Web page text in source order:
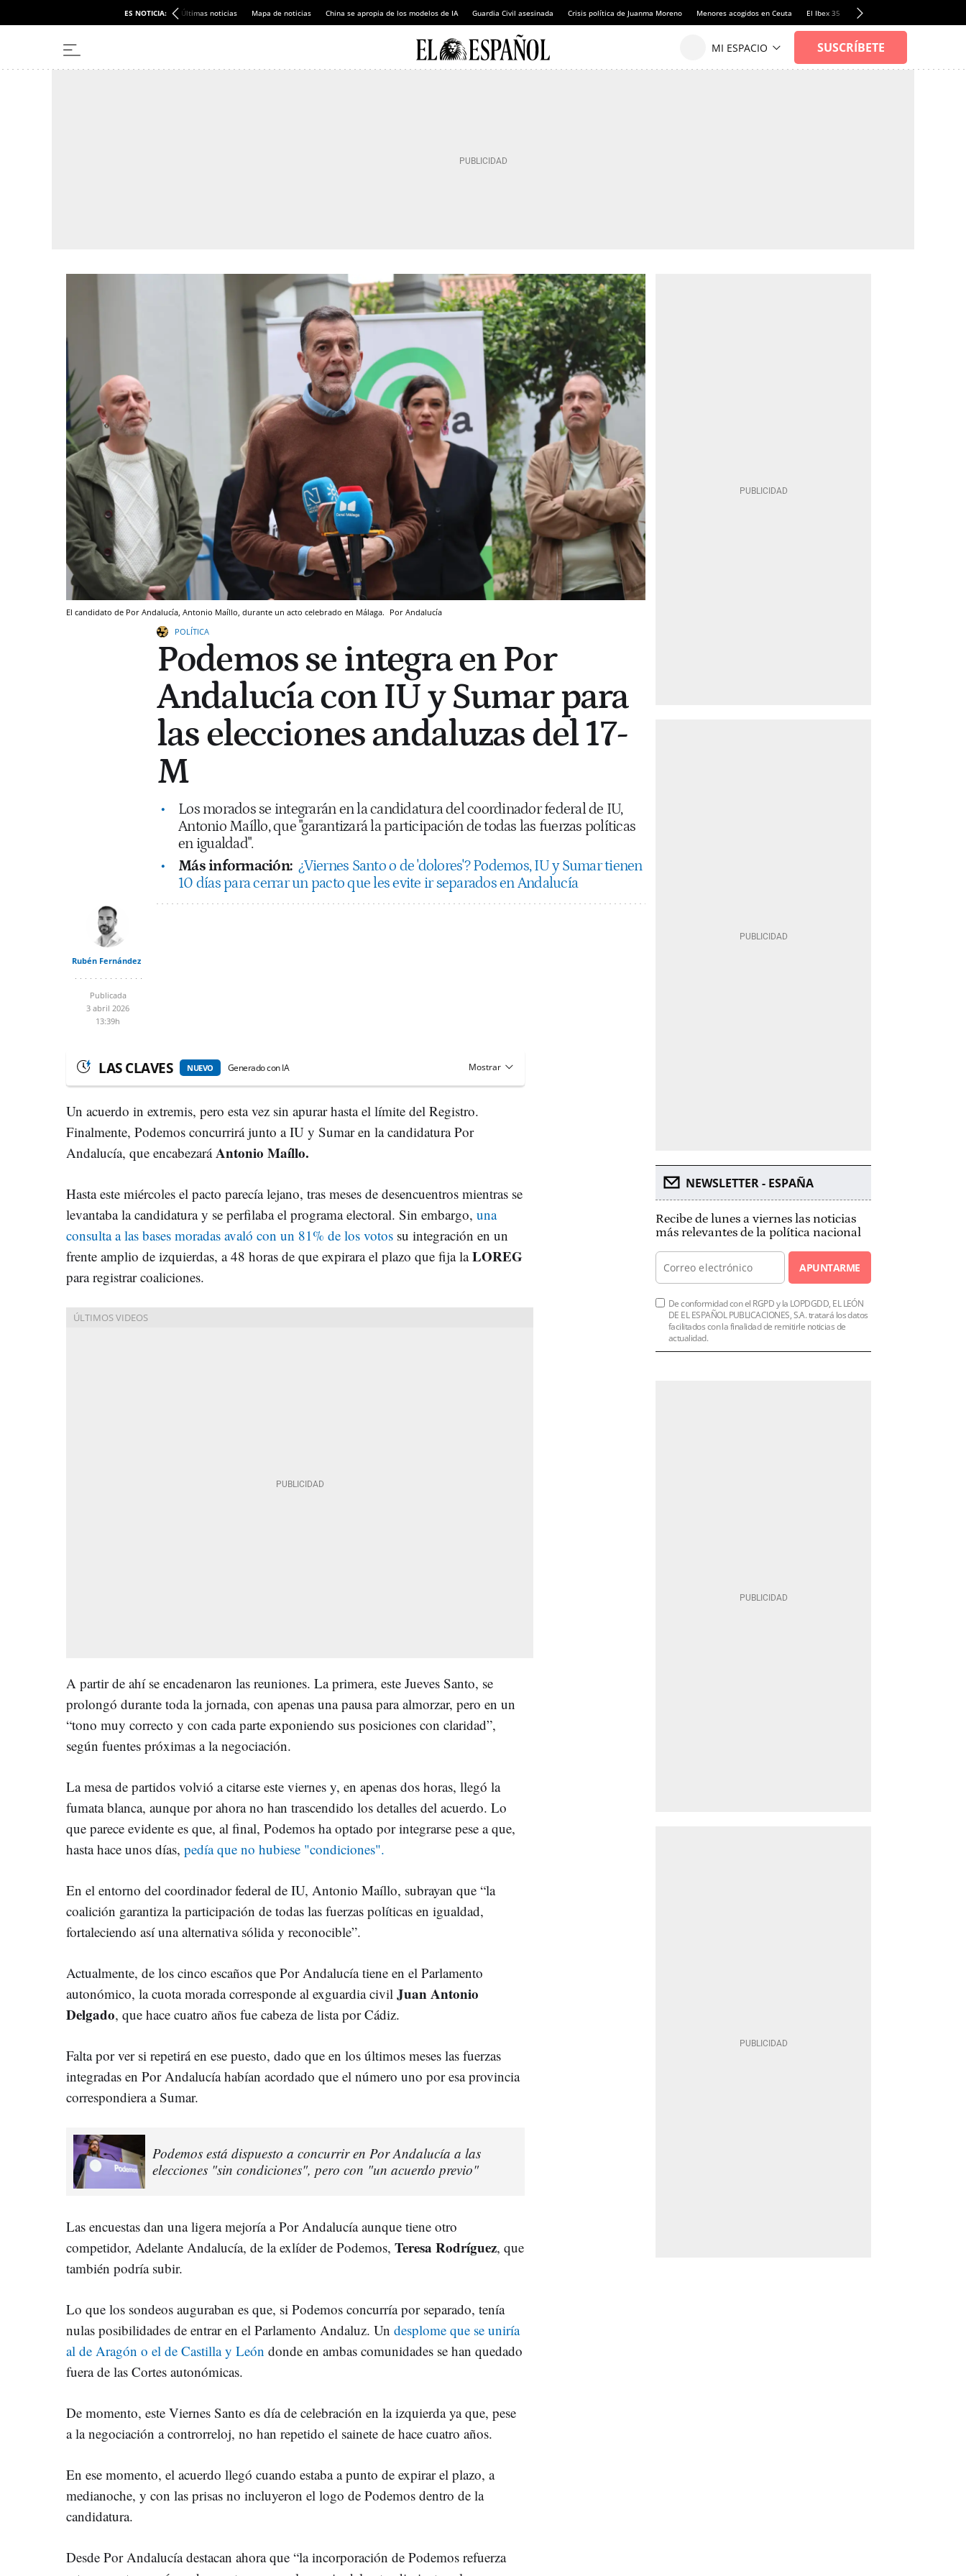
ES NOTICIA: Últimas noticias Mapa de noticias China se apropia de los modelos de IA Guardia Civil asesinada Crisis política de Juanma Moreno Menores acogidos en Ceuta El Ibex 35 Llamadas de alerta Sánchez
El candidato de Por Andalucía, Antonio Maíllo, durante un acto celebrado en Málaga. Por Andalucía
POLÍTICA
Podemos se integra en Por
Andalucía con IU y Sumar para
las elecciones andaluzas del 17-
M
Los morados se integrarán en la candidatura del coordinador federal de IU,
Antonio Maíllo, que "garantizará la participación de todas las fuerzas políticas
en igualdad".
Más información: ¿Viernes Santo o de 'dolores'? Podemos, IU y Sumar tienen
10 días para cerrar un pacto que les evite ir separados en Andalucía
Rubén Fernández
Publicada
3 abril 2026
13:39h
LAS CLAVES NUEVO Generado con IA
Un acuerdo in extremis, pero esta vez sin apurar hasta el límite del Registro.
Finalmente, Podemos concurrirá junto a IU y Sumar en la candidatura Por
Andalucía, que encabezaráAntonio Maíllo.
Hasta este miércoles el pacto parecía lejano, tras meses de desencuentros mientras se
levantaba la candidatura y se perfilaba el programa electoral. Sin embargo, una
consulta a las bases moradas avaló con un 81% de los votos su integración en un
frente amplio de izquierdas, a 48 horas de que expirara el plazo que fija laLOREG
para registrar coaliciones.
A partir de ahí se encadenaron las reuniones. La primera, este Jueves Santo, se
prolongó durante toda la jornada, con apenas una pausa para almorzar, pero en un
“tono muy correcto y con cada parte exponiendo sus posiciones con claridad”,
según fuentes próximas a la negociación.
La mesa de partidos volvió a citarse este viernes y, en apenas dos horas, llegó la
fumata blanca, aunque por ahora no han trascendido los detalles del acuerdo. Lo
que parece evidente es que, al final, Podemos ha optado por integrarse pese a que,
hasta hace unos días, pedía que no hubiese "condiciones".
En el entorno del coordinador federal de IU, Antonio Maíllo, subrayan que “la
coalición garantiza la participación de todas las fuerzas políticas en igualdad,
fortaleciendo así una alternativa sólida y reconocible”.
Actualmente, de los cinco escaños que Por Andalucía tiene en el Parlamento
autonómico, la cuota morada corresponde al exguardia civil Juan Antonio
Delgado, que hace cuatro años fue cabeza de lista por Cádiz.
Falta por ver si repetirá en ese puesto, dado que en los últimos meses las fuerzas
integradas en Por Andalucía habían acordado que el número uno por esa provincia
correspondiera a Sumar.
Podemos está dispuesto a concurrir en Por Andalucía a las
elecciones "sin condiciones", pero con "un acuerdo previo"
Las encuestas dan una ligera mejoría a Por Andalucía aunque tiene otro
competidor, Adelante Andalucía, de la exlíder de Podemos, Teresa Rodríguez, que
también podría subir.
Lo que los sondeos auguraban es que, si Podemos concurría por separado, tenía
nulas posibilidades de entrar en el Parlamento Andaluz. Un desplome que se uniría
al de Aragón o el de Castilla y León donde en ambas comunidades se han quedado
fuera de las Cortes autonómicas.
De momento, este Viernes Santo es día de celebración en la izquierda ya que, pese
a la negociación a controrreloj, no han repetido el sainete de hace cuatro años.
En ese momento, el acuerdo llegó cuando estaba a punto de expirar el plazo, a
medianoche, y con las prisas no incluyeron el logo de Podemos dentro de la
candidatura.
Desde Por Andalucía destacan ahora que “la incorporación de Podemos refuerza
NEWSLETTER - ESPAÑA
Recibe de lunes a viernes las noticias
más relevantes de la política nacional
APUNTARME
De conformidad con el RGPD y la LOPDGDD, EL LEÓN
DE EL ESPAÑOL PUBLICACIONES, S.A. tratará los datos
facilitados con la finalidad de remitirle noticias de
actualidad.